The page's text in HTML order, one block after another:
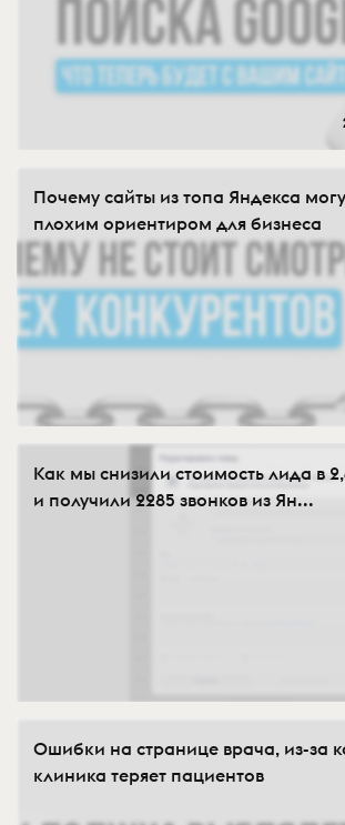
Почему сайты из топа Яндекса
плохим ориентиром для бизнеса
Как мы снизили стоимость лида в
и получили 2285 звонков из Ян...
Ошибки на странице врача, из-за
клиника теряет пациентов